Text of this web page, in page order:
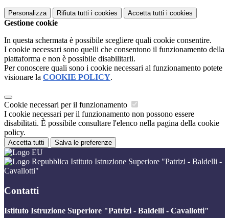
Personalizza Rifiuta tutti i cookies Accetta tutti i cookies
Gestione cookie
In questa schermata è possibile scegliere quali cookie consentire.
I cookie necessari sono quelli che consentono il funzionamento della
piattaforma e non è possibile disabilitarli.
Per conoscere quali sono i cookie necessari al funzionamento potete
visionare la COOKIE POLICY.
Cookie necessari per il funzionamento
I cookie necessari per il funzionamento non possono essere
disabilitati. È possibile consultare l'elenco nella pagina della cookie
policy.
Accetta tutti Salva le preferenze
Istituto Istruzione Superiore "Patrizi - Baldelli -
Cavallotti"
Contatti
Istituto Istruzione Superiore "Patrizi - Baldelli - Cavallotti"